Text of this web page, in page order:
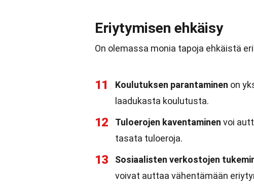
Eriytymisen ehkäisy
On olemassa monia tapoja ehkäistä
11 Koulutuksen parantaminen on
laadukasta koulutusta.
12 Tuloerojen kaventaminen voi
tasata tuloeroja.
13 Sosiaalisten verkostojen
voivat auttaa vähentämään